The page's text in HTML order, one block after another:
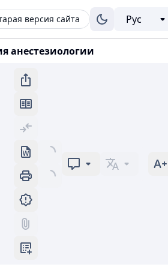
версия сайта
анестезиологии